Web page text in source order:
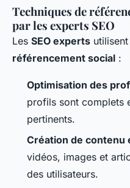
Techniques de
par les experts SEO
Les SEO experts
référencement social :
Optimisation des
profils sont complets
pertinents.
Création de contenu
vidéos, images et
des utilisateurs.